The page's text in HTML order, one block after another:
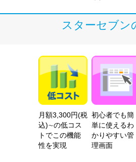
スターセブン
月額3,300円(税
込)∼の低コス
トでこの機能
性を実現
初心者でも簡
単に使えるわ
かりやすい管
理画面